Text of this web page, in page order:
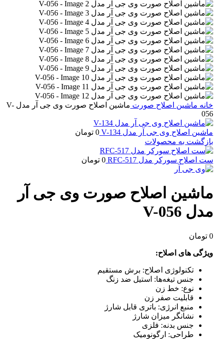
خانه ماشین اصلاح صورت
ماشین اصلاح صورت وی جی آر مدل V-
056
ماشین اصلاح وی جی آر مدل V-134 0 تومان
بازگشت به محصولات
ست اصلاح سورکر مدل RFC-517 0 تومان
ماشین اصلاح صورت وی جی آر
مدل V-056
0 تومان
ویژگی های اصلاح:
تکنولوژی اصلاح: برش مستقیم
جنس تیغه‌ها: استیل ضد زنگ
نوع: خط زن
قابلیت صفر زن
منبع انرژی: باتری قابل شارژ
نشانگر میزان شارژ
جنس بدنه: فلزی
طراحی: ارگونومیک